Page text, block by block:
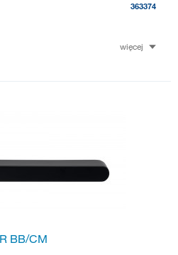
363374
więcej
BB/CM